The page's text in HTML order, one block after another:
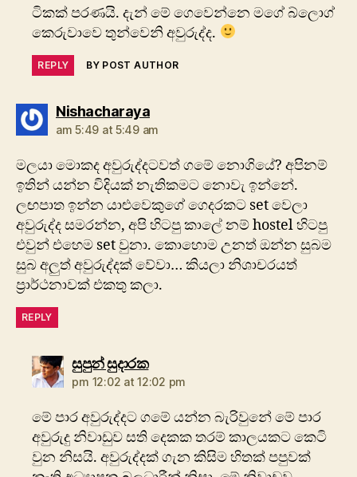
ටිකක් පරණයි. දැන් මේ ගෙවෙන්නෙ මගේ බ්ලොග්
කෙරුවාවෙ තුන්වෙනි අවුරුද්ද.
REPLY BY POST AUTHOR
Nishacharayasays:
am 5:49 at 5:49 am
මලයා මොකද අවුරුද්දටවත් ගමේ නොගියේ? අපිනම්
ඉතින් යන්න විදියක් නැතිකමට නොවැ ඉන්නේ.
ලඟපාත ඉන්න යාළුවෙකුගේ ගෙදරකට set වෙලා
අවුරුද්ද සමරන්න, අපි හිටපු කාලේ නම් hostel හිටපු
එවුන් එහෙම set වුනා. කොහොම උනත් ඔන්න සුබම
සුබ අලුත් අවුරුද්දක් වේවා… කියලා නිශාචරයත්
ප්‍රාර්ථනාවක් එකතු කලා.
REPLY
සුපුන් සුදාරකsays:
pm 12:02 at 12:02 pm
මේ පාර අවුරුද්දට ග‍මේ යන්න බැරිවුනේ මේ පාර
අවුරුදු නිවාඩුව සති දෙකක තරම් කාලයකට කෙටි
වුන නිසයි. අවුරුද්දක් ගැන කිසිම හිතක් පපුවක්